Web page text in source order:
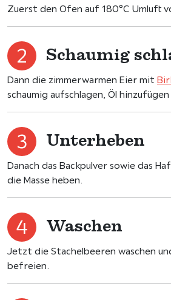
Zuerst den Ofen auf 180°C Umluft
Schaumig
Dann die zimmerwarmen Eier mit
schaumig aufschlagen, Öl
Unterheben
Danach das Backpulver sowie das
die Masse heben.
Waschen
Jetzt die Stachelbeeren waschen
befreien.